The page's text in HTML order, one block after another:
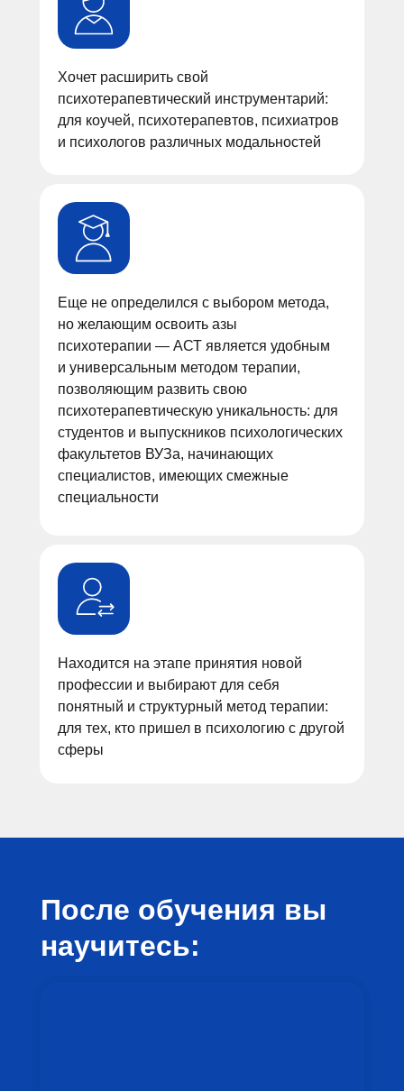
Находится на этапе принятия новой
профессии и выбирают для себя
понятный и структурный метод терапии:
для тех, кто пришел в психологию с другой
сферы
Еще не определился с выбором метода,
но желающим освоить азы
психотерапии — АСТ является удобным
и универсальным методом терапии,
позволяющим развить свою
психотерапевтическую уникальность: для
студентов и выпускников психологических
факультетов ВУЗа, начинающих
специалистов, имеющих смежные
специальности
Хочет расширить свой
психотерапевтический инструментарий:
для коучей, психотерапевтов, психиатров
и психологов различных модальностей
После обучения вы
научитесь: